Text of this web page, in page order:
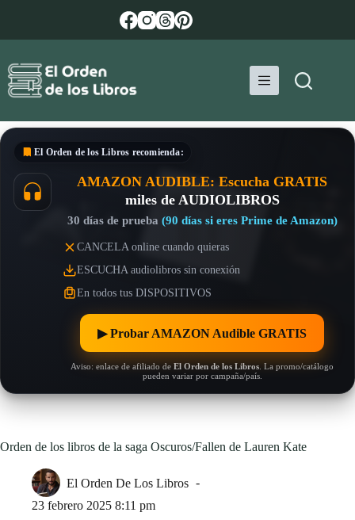
El Orden de los Libros recomienda:
AMAZON AUDIBLE: Escucha GRATIS
miles de AUDIOLIBROS
30 días de prueba (90 días si eres Prime de Amazon)
CANCELA online cuando quieras
ESCUCHA audiolibros sin conexión
En todos tus DISPOSITIVOS
▶︎ Probar AMAZON Audible GRATIS
Aviso: enlace de afiliado de El Orden de los Libros . La promo/catálogo
pueden variar por campaña/país.
Orden de los libros de la saga Oscuros/Fallen de Lauren Kate
El Orden De Los Libros
23 febrero 2025 8:11 pm